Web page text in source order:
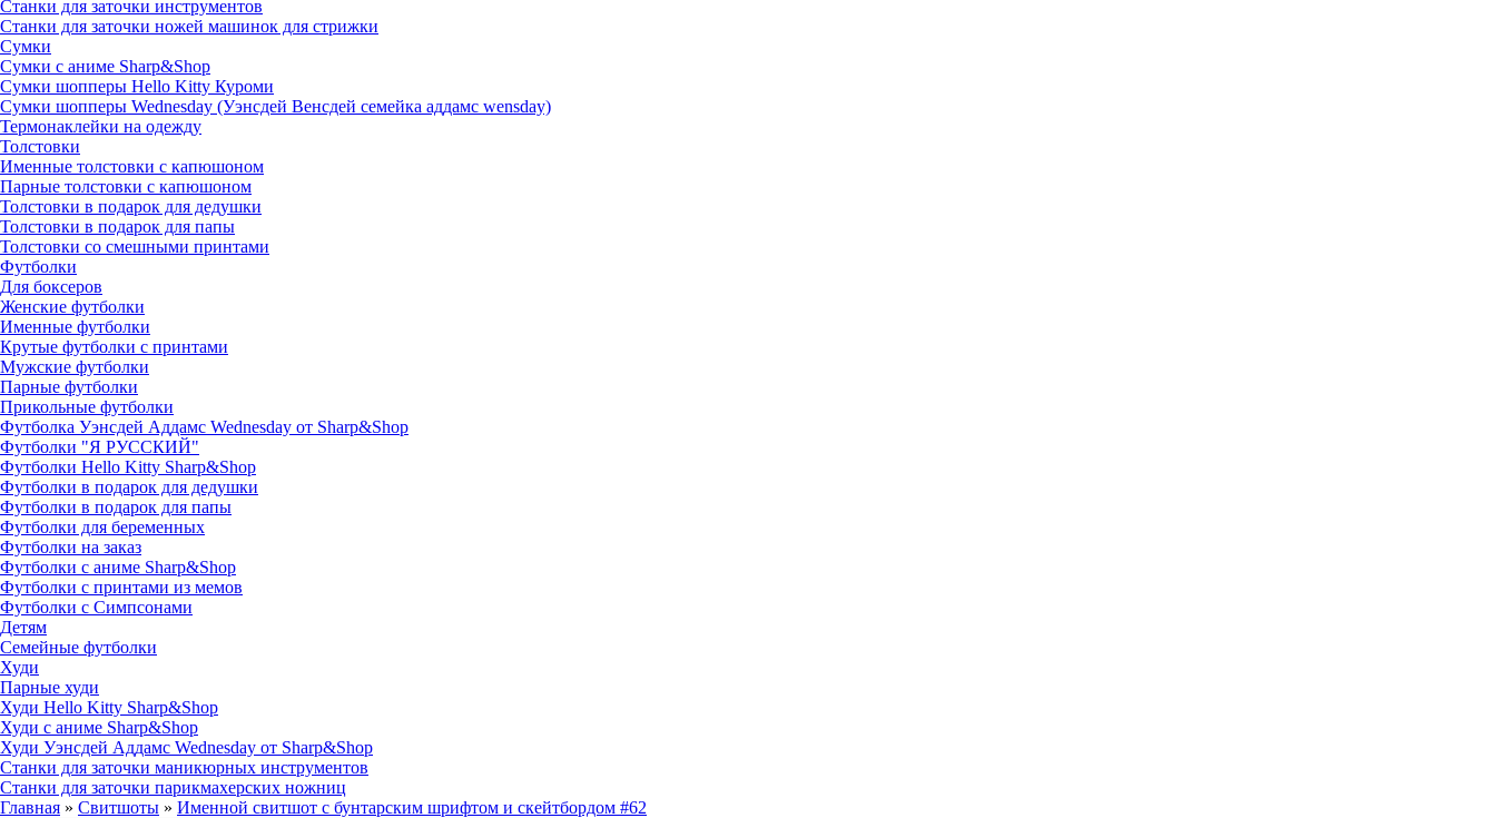
Станки для заточки инструментов
Станки для заточки ножей машинок для стрижки
Сумки
Сумки с аниме Sharp&Shop
Сумки шопперы Hello Kitty Куроми
Сумки шопперы Wednesday (Уэнсдей Венсдей семейка аддамс wensday)
Термонаклейки на одежду
Толстовки
Именные толстовки с капюшоном
Парные толстовки с капюшоном
Толстовки в подарок для дедушки
Толстовки в подарок для папы
Толстовки со смешными принтами
Футболки
Для боксеров
Женские футболки
Именные футболки
Крутые футболки с принтами
Мужские футболки
Парные футболки
Прикольные футболки
Футболка Уэнсдей Аддамс Wednesday от Sharp&Shop
Футболки "Я РУССКИЙ"
Футболки Hello Kitty Sharp&Shop
Футболки в подарок для дедушки
Футболки в подарок для папы
Футболки для беременных
Футболки на заказ
Футболки с аниме Sharp&Shop
Футболки с принтами из мемов
Футболки с Симпсонами
Детям
Семейные футболки
Худи
Парные худи
Худи Hello Kitty Sharp&Shop
Худи с аниме Sharp&Shop
Худи Уэнсдей Аддамс Wednesday от Sharp&Shop
Станки для заточки маникюрных инструментов
Станки для заточки парикмахерских ножниц
Главная » Свитшоты » Именной свитшот с бунтарским шрифтом и скейтбордом #62